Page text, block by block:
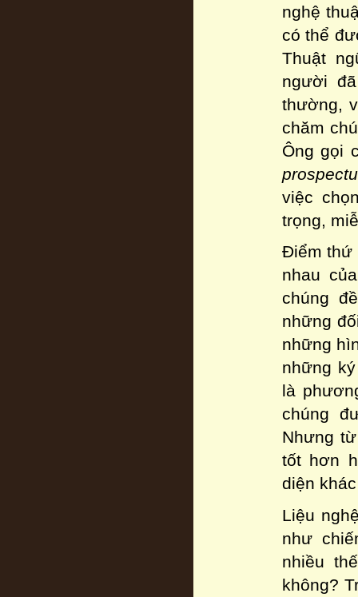
nghệ
có thể
Thuật
người
thường,
chăm
Ông gọi
việc
trọng,
Điểm thứ
nhau
chúng
những
những
những
là
chúng
Nhưng
tốt hơn
diện
Liệu
như
nhiều
không?